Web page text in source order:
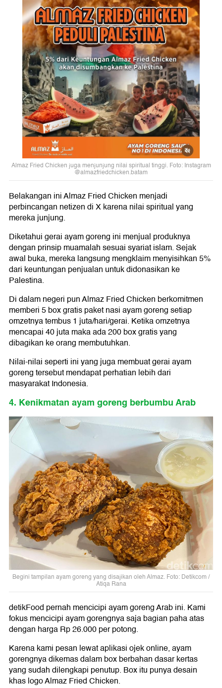
Almaz Fried Chicken juga menjunjung nilai spiritual tinggi. Foto: Instagram
@almazfriedchicken.batam
Belakangan ini Almaz Fried Chicken menjadi
perbincangan netizen di X karena nilai spiritual yang
mereka junjung.
Diketahui gerai ayam goreng ini menjual produknya
dengan prinsip muamalah sesuai syariat islam. Sejak
awal buka, mereka langsung mengklaim menyisihkan 5%
dari keuntungan penjualan untuk didonasikan ke
Palestina.
Di dalam negeri pun Almaz Fried Chicken berkomitmen
memberi 5 box gratis paket nasi ayam goreng setiap
omzetnya tembus 1 juta/hari/gerai. Ketika omzetnya
mencapai 40 juta maka ada 200 box gratis yang
dibagikan ke orang membutuhkan.
Nilai-nilai seperti ini yang juga membuat gerai ayam
goreng tersebut mendapat perhatian lebih dari
masyarakat Indonesia.
4. Kenikmatan ayam goreng berbumbu Arab
Begini tampilan ayam goreng yang disajikan oleh Almaz. Foto: Detikcom /
Atiqa Rana
detikFood pernah mencicipi ayam goreng Arab ini. Kami
fokus mencicipi ayam gorengnya saja bagian paha atas
dengan harga Rp 26.000 per potong.
Karena kami pesan lewat aplikasi ojek online, ayam
gorengnya dikemas dalam box berbahan dasar kertas
yang sudah dilengkapi penutup. Box itu punya desain
khas logo Almaz Fried Chicken.